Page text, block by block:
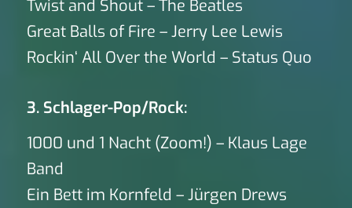
Twist and Shout – The Beatles
Great Balls of Fire – Jerry Lee Lewis
Rockin‘ All Over the World – Status Quo
3. Schlager-Pop/Rock:
1000 und 1 Nacht (Zoom!) – Klaus Lage
Band
Ein Bett im Kornfeld – Jürgen Drews